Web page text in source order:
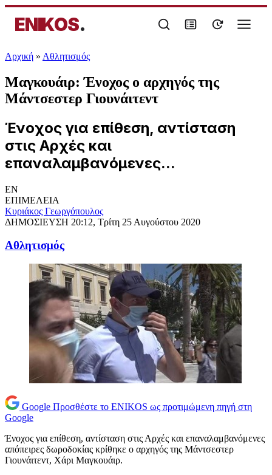
ENIKOS.
Αρχική » Αθλητισμός
Μαγκουάιρ: Ένοχος ο αρχηγός της
Μάντσεστερ Γιουνάιτεντ
Ένοχος για επίθεση, αντίσταση
στις Αρχές και
επαναλαμβανόμενες...
EN
ΕΠΙΜΕΛΕΙΑ
Κυριάκος Γεωργόπουλος
ΔΗΜΟΣΙΕΥΣΗ 20:12, Τρίτη 25 Αυγούστου 2020
Αθλητισμός
Google Προσθέστε το ENIKOS ως προτιμώμενη πηγή στη
Google
Ένοχος για επίθεση, αντίσταση στις Αρχές και επαναλαμβανόμενες
απόπειρες δωροδοκίας κρίθηκε ο αρχηγός της Μάντσεστερ
Γιουνάιτεντ, Χάρι Μαγκουάιρ.